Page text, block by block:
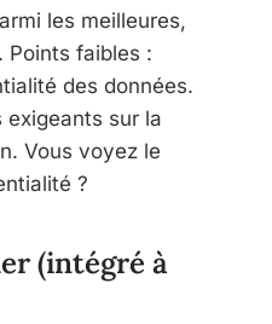
les meilleures,
Points faibles :
des données.
exigeants sur la
Vous voyez le
?
(intégré à